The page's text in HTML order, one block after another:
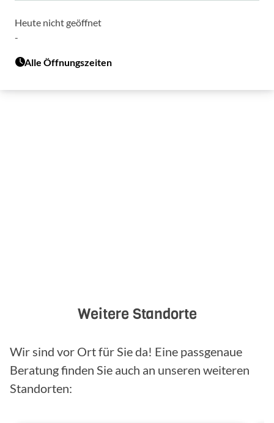
Heute nicht geöffnet
-
Alle Öffnungszeiten
Weitere Standorte
Wir sind vor Ort für Sie da! Eine passgenaue
Beratung finden Sie auch an unseren weiteren
Standorten: